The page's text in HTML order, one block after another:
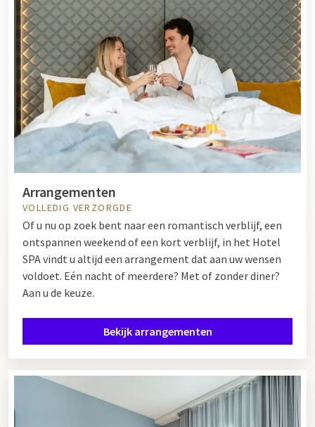
Arrangementen
VOLLEDIG VERZORGDE
Of u nu op zoek bent naar een romantisch verblijf, een
ontspannen weekend of een kort verblijf, in het Hotel
SPA vindt u altijd een arrangement dat aan uw wensen
voldoet. Eén nacht of meerdere? Met of zonder diner?
Aan u de keuze.
Bekijk arrangementen